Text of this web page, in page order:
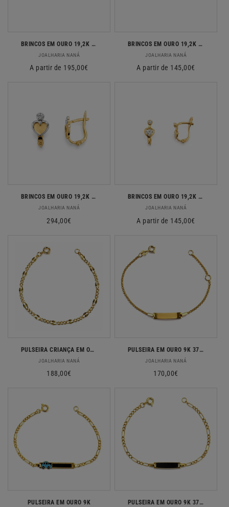
BRINCOS EM OURO 19,2K COM ZIRCONIAS
Fornecedor:
JOALHARIA NANÁ
Preço
A partir de 195,00€
BRINCOS EM OURO 19,2K C/ ZIRCONIAS PT
Fornecedor:
JOALHARIA NANÁ
Preço
A partir de 145,00€
BRINCOS EM OURO 19,2K C/ ZIRCONIAS
Fornecedor:
JOALHARIA NANÁ
Preço
294,00€
BRINCOS EM OURO 19,2K C/ ZIRCONIAS
Fornecedor:
JOALHARIA NANÁ
Preço
A partir de 145,00€
PULSEIRA CRIANÇA EM OURO 9K 375%
Fornecedor:
JOALHARIA NANÁ
Preço
188,00€
PULSEIRA EM OURO 9K 375%
Fornecedor:
JOALHARIA NANÁ
Preço
170,00€
PULSEIRA EM OURO 9K PULSEIRA EM OURO 9K 375% PESO 1,1GR PT